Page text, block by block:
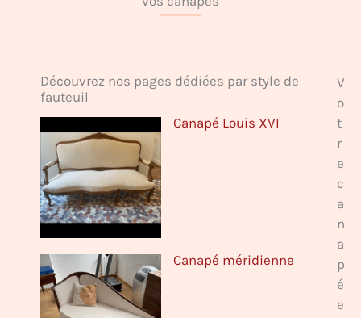
Découvrez nos pages dédiées par style de
fauteuil
Canapé Louis XVI
Canapé méridienne
V
o
t
r
e
c
a
n
a
p
é
e